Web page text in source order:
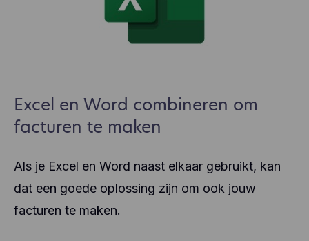
Excel en Word combineren om
facturen te maken
Als je Excel en Word naast elkaar gebruikt, kan
dat een goede oplossing zijn om ook jouw
facturen te maken.